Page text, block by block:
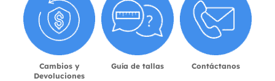
Cambios y
Devoluciones
Guía de tallas Contáctanos